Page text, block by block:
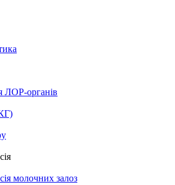
ЛОР-органів
молочних залоз